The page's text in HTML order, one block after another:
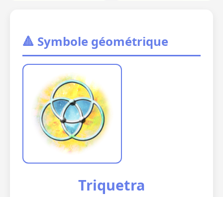
🔺 Symbole géométrique
Triquetra